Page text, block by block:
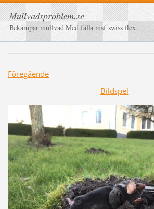
Mullvadsproblem.se
Bekämpar mullvad Med fälla msf swiss flex
Föregående
Bildspel